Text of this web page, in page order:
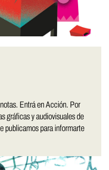
Entrá en Acción. Por
gráficas y audiovisuales de
publicamos para informarte